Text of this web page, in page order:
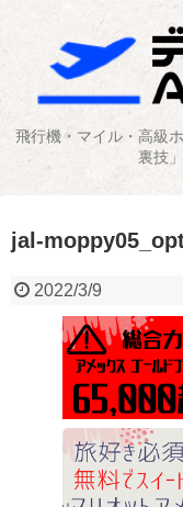
飛行機・マイル・高級
裏技
jal-
2022/3/9